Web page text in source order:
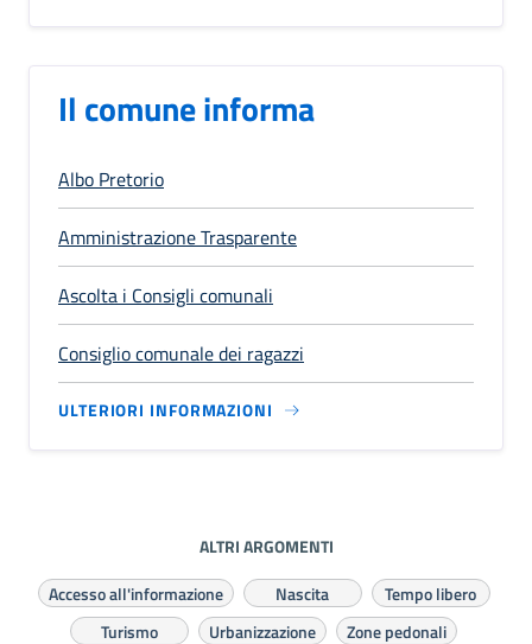
Il comune informa
Albo Pretorio
Amministrazione Trasparente
Ascolta i Consigli comunali
Consiglio comunale dei ragazzi
ULTERIORI INFORMAZIONI
ALTRI ARGOMENTI
Accesso all'informazione
Nascita
Tempo libero
Turismo
Urbanizzazione Zone pedonali